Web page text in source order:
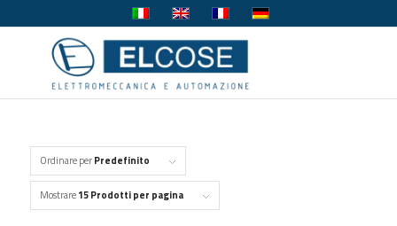
Ordinare perPredefinito
Mostrare15 Prodotti per pagina